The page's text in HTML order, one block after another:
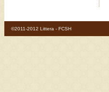
©2011-2012 Littera - FCSH